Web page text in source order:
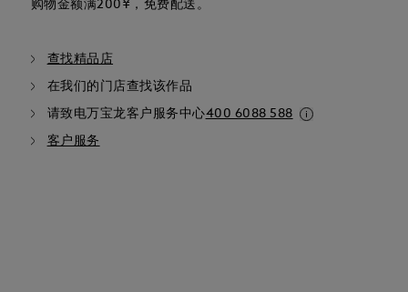
购物金额满200¥，免费配送。
查找精品店
在我们的门店查找该作品
请致电万宝龙客户服务中心400 6088 588
客户服务